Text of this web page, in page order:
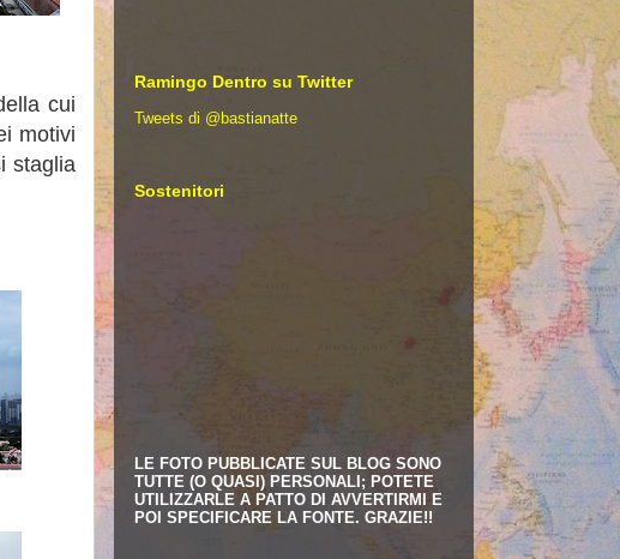
cui
motivi
staglia
Ramingo Dentro su Twitter
Tweets di @bastianatte
Sostenitori
LE FOTO PUBBLICATE SUL BLOG SONO
TUTTE (O QUASI) PERSONALI; POTETE
UTILIZZARLE A PATTO DI AVVERTIRMI E
POI SPECIFICARE LA FONTE. GRAZIE!!